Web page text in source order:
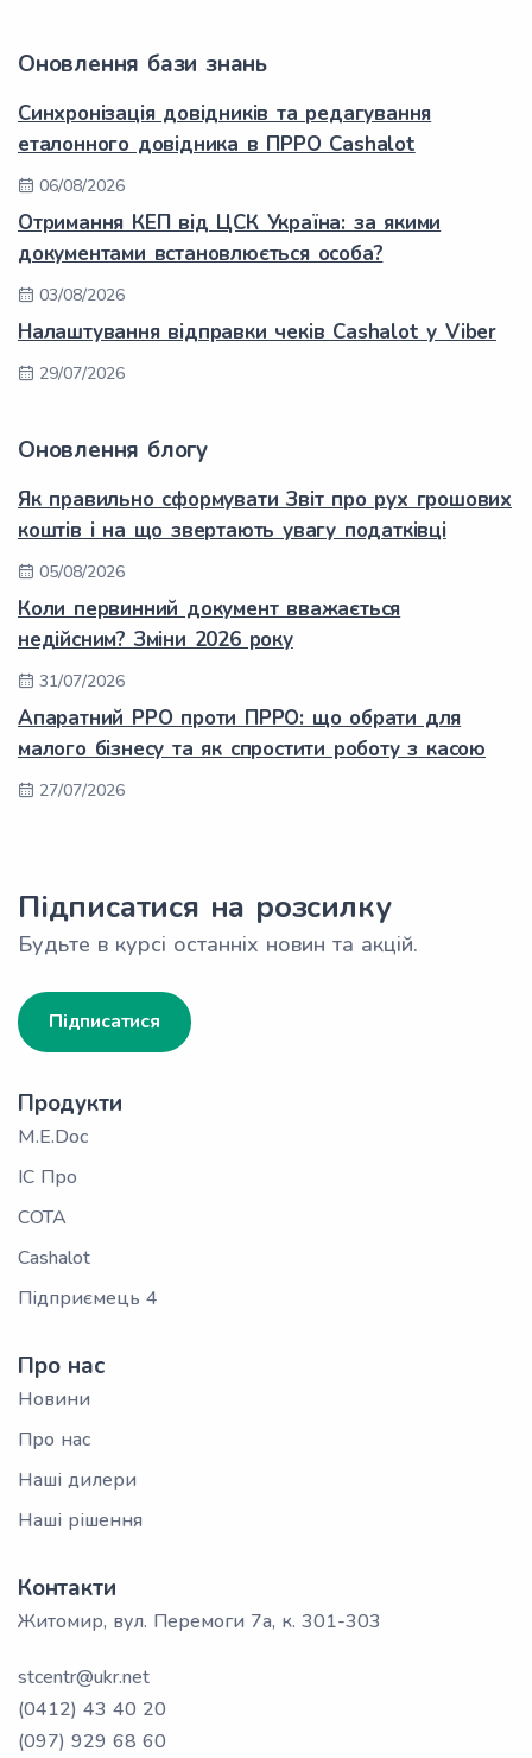
Оновлення бази знань
Синхронізація довідників та редагування
еталонного довідника в ПРРО Cashalot
06/08/2026
Отримання КЕП від ЦСК Україна: за якими
документами встановлюється особа?
03/08/2026
Налаштування відправки чеків Cashalot у Viber
29/07/2026
Оновлення блогу
Як правильно сформувати Звіт про рух грошових
коштів і на що звертають увагу податківці
05/08/2026
Коли первинний документ вважається
недійсним? Зміни 2026 року
31/07/2026
Апаратний РРО проти ПРРО: що обрати для
малого бізнесу та як спростити роботу з касою
27/07/2026
Підписатися на розсилку
Будьте в курсі останніх новин та акцій.
Підписатися
Продукти
M.E.Doc
ІС Про
СОТА
Cashalot
Підприємець 4
Про нас
Новини
Про нас
Наші дилери
Наші рішення
Контакти
Житомир, вул. Перемоги 7а, к. 301-303
stcentr@ukr.net
(0412) 43 40 20
(097) 929 68 60